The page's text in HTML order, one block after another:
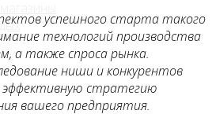
успешного старта такого
технологий производства
а также спроса рынка.
ниши и конкурентов
стратегию
вашего предприятия.